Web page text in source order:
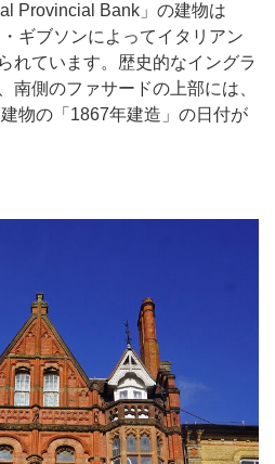
Provincial Bank」の建物は
ギブソンによってイタリアン
れています。歴史的なイングラ
南側のファサードの上部には、
物の「1867年建造」の日付が